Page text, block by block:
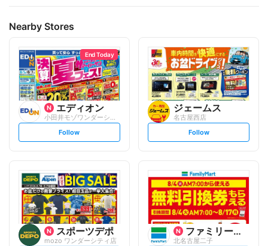
Nearby Stores
End Today
エディオン
小田井モゾワンダーシティ店
s
l
o
w
Follow
ジェームス
名古屋西店
s
l
o
w
Follow
スポーツデポ
mozo ワンダーシティ店
ファミリーマート
北名古屋二子